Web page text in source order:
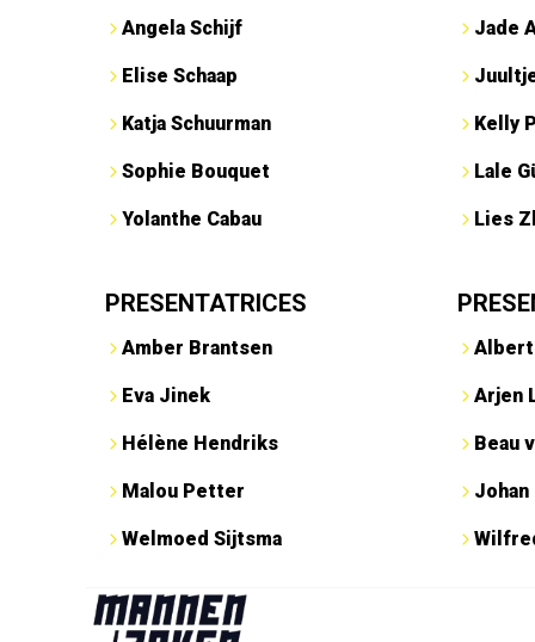
Angela Schijf
Elise Schaap
Katja Schuurman
Sophie Bouquet
Yolanthe Cabau
Jade
Kelly
Lale
Lies
PRESENTATRICES
Amber Brantsen
Eva Jinek
Hélène Hendriks
Malou Petter
Welmoed Sijtsma
Arjen
Beau